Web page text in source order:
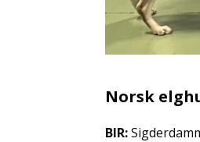
Norsk
BIR: